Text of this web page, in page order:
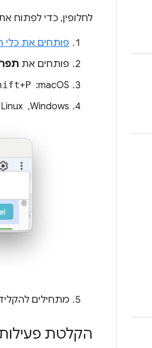
לחלופין, כדי לפתוח
פותחים את כלי
פותחים את
‫macOS: ‏
+P
‫Windows, ‏ Linux, ‏ ChromeOS: ‏
מתחילים
הקלטת